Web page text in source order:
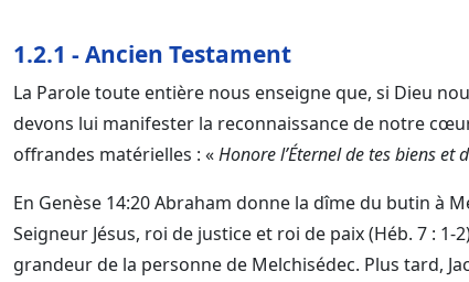
1.2.1 - Ancien Testament
La Parole toute entière nous enseigne que, si Dieu
devons lui manifester la reconnaissance de notre
offrandes matérielles : «Honore l’Éternel de tes biens et
En Genèse 14:20 Abraham donne la dîme du butin à
Seigneur Jésus, roi de justice et roi de paix (Héb. 7 : 1-
grandeur de la personne de Melchisédec. Plus tard,